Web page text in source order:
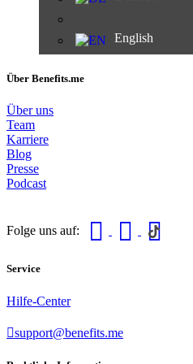
English
Über Benefits.me
Über uns
Team
Karriere
Blog
Presse
Podcast
Folge uns auf:
Service
Hilfe-Center
support@benefits.me